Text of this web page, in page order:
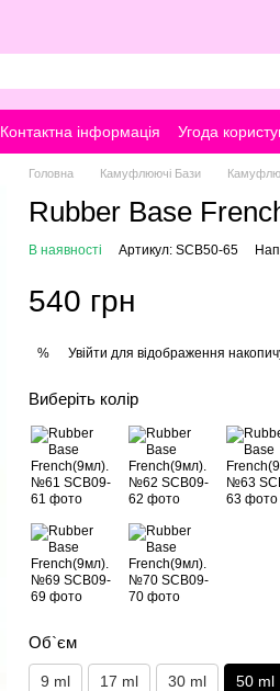
Контактна інформація Угода
Головна Камуфлюючі Бази
Rubber Base
В наявності Артикул: SCB50-65
540 грн
% Увійти для відображення
Виберіть колір
Об`єм
9 ml 17 ml 30 ml 50 ml